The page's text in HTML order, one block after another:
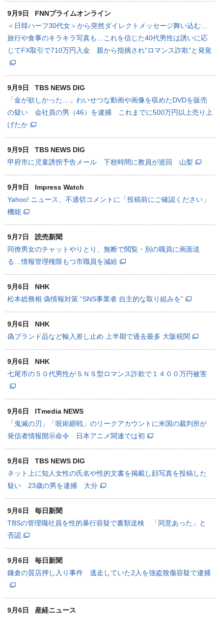
9月9日
FNNプライムオンライン
＜日韓ハーフ30代女＞から突然ダイレクトメッセージ舞い込む…
旅行や食事のキラキラ写真も…これを信じた40代男性は誘いに応
じてFX取引で710万円入金 親から指摘され”ロマンス詐欺”と発覚
9月9日
TBS NEWS DIG
「金が欲しかった…」わいせつな動画や画像を収めたDVDを販売
の疑い 会社員の男（46）を逮捕 これまでに500万円以上売り上
げたか
9月9日
TBS NEWS DIG
甲府市に児童誘拐予告メール 下校時間に教員が巡回 山梨
9月9日
Impress Watch
Yahoo! ニュース、不適切コメントに「投稿前にご確認ください」
機能
9月7日
読売新聞
同僚男女のチャットやりとり、無断で閲覧・別の職員に画面送
る…情報管理権限もつ市職員を減給
9月6日
NHK
松本総務相 偽情報対策 “SNS事業者 自主的な取り組みを”
9月6日
NHK
偽ブランド品など輸入差し止め 上半期で過去最多 大阪税関
9月6日
NHK
七尾市の５０代男性がＳＮＳ型ロマンス詐欺で１４００万円被害
9月6日
ITmedia NEWS
「鬼滅の刃」「呪術廻戦」のリークアカウントに米国の裁判所が
発信者情報開示命令 日本アニメ関連では初
9月6日
TBS NEWS DIG
ネット上に知人女性の氏名や性的文書を掲載し顔写真を投稿した
疑い 23歳の男を逮捕 大分
9月6日
毎日新聞
TBSの管理職社員を性的暴行容疑で書類送検 「同意あった」と
否認
9月6日
毎日新聞
鎌倉の質店押し入り事件 逃走していた2人を強盗致傷容疑で逮捕
9月6日
産経ニュース